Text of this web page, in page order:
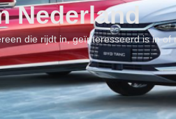
Nederland
die rijdt in, geïnteresseerd is in